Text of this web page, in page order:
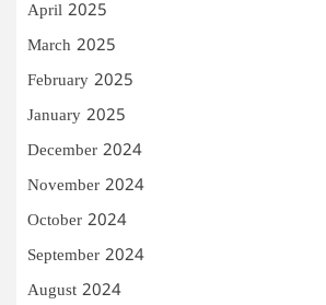
April 2025
March 2025
February 2025
January 2025
December 2024
November 2024
October 2024
September 2024
August 2024